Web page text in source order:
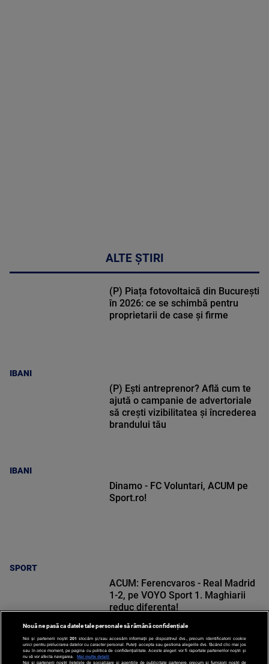
ALTE ȘTIRI
IBANI
(P) Piața fotovoltaică din București
în 2026: ce se schimbă pentru
proprietarii de case și firme
IBANI
(P) Ești antreprenor? Află cum te
ajută o campanie de advertoriale
să crești vizibilitatea și încrederea
brandului tău
SPORT
Dinamo - FC Voluntari, ACUM pe
Sport.ro!
ACUM: Ferencvaros - Real Madrid
1-2, pe VOYO Sport 1. Maghiarii
reduc diferența!
Nouă ne pasă ca datele tale personale să rămână confidențiale
Noi și partenerii noștri 201 stocăm și/sau accesăm informații pe dispozitivul dvs., precum identificatorii cookie
unici pentru prelucrarea datelor cu caracter personal. Puteți accepta sau gestiona alegerile dvs. făcând clic mai jos
sau în orice moment, pe pagina cu politica de confidențialitate. Aceste alegeri vor fi raportate partenerilor noștri și
nu vă vor afecta navigarea.
Mai multe detalii
Noi si partenerii nostri (retelele de socializare si agentiile de publicitate partenere, precum si furnizorii nostri de